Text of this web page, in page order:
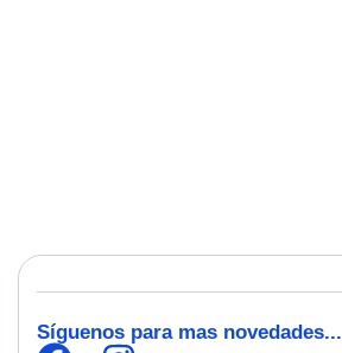
Síguenos para mas novedades...